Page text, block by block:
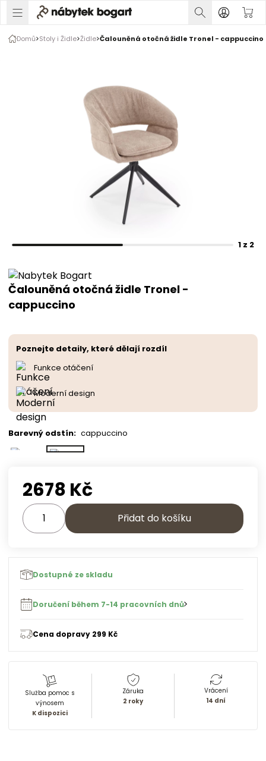
Domů Stoly i Židle Židle Čalouněná otočná židle Tronel - cappuccino
1 z 2
Čalouněná otočná židle Tronel -
cappuccino
Poznejte detaily, které dělají rozdíl
Funkce otáčení
Moderní design
Barevný odstín: cappuccino
2678 Kč
Přidat do košíku
Dostupné ze skladu
Doručení během 7-14 pracovních dnů
Cena dopravy 299 Kč
Služba pomoc s
výnosem
K dispozici
Záruka
2 roky
Vrácení
14 dní